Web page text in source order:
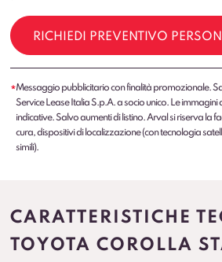
RICHIEDI PREVENTIVO
*Messaggio pubblicitario con finalità promozionale.
Service Lease Italia S.p.A. a socio unico. Le
indicative. Salvo aumenti di listino. Arval si riserva la
cura, dispositivi di localizzazione (con tecnologia
simili).
CARATTERISTICHE
TOYOTA COROLLA